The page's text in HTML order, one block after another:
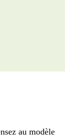
au modèle